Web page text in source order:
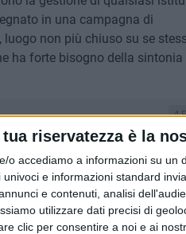
riservatezza è la
o accediamo a informazioni su un
e informazioni standard
e contenuti, analisi
utilizzare dati precisi di
clic per consentire a noi e ai
in una campagna di
non più chiuso su se
ha forte bisogno della sintonia
4